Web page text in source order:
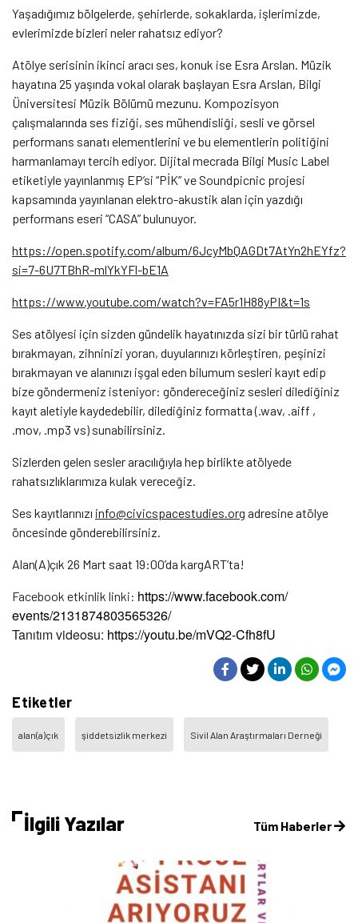
Yaşadığımız bölgelerde, şehirlerde, sokaklarda, işlerimizde,
evlerimizde bizleri neler rahatsız ediyor?
Atölye serisinin ikinci aracı ses, konuk ise Esra Arslan. Müzik
hayatına 25 yaşında vokal olarak başlayan Esra Arslan, Bilgi
Üniversitesi Müzik Bölümü mezunu. Kompozisyon
çalışmalarında ses fiziği, ses mühendisliği, sesli ve görsel
performans sanatı elementlerini ve bu elementlerin politiğini
harmanlamayı tercih ediyor. Dijital mecrada Bilgi Music Label
etiketiyle yayınlanmış EP’si “PİK” ve Soundpicnic projesi
kapsamında yayınlanan elektro-akustik alan için yazdığı
performans eseri “CASA” bulunuyor.
https://open.spotify.com/album/6JcyMbQAGDt7AtYn2hEYfz?
si=7-6U7TBhR-mlYkYFl-bE1A
https://www.youtube.com/watch?v=FA5r1H88yPI&t=1s
Ses atölyesi için sizden gündelik hayatınızda sizi bir türlü rahat
bırakmayan, zihninizi yoran, duyularınızı körleştiren, peşinizi
bırakmayan ve alanınızı işgal eden bilumum sesleri kayıt edip
bize göndermeniz isteniyor: göndereceğiniz sesleri dilediğiniz
kayıt aletiyle kaydedebilir, dilediğiniz formatta (.wav, .aiff ,
.mov, .mp3 vs) sunabilirsiniz.
Sizlerden gelen sesler aracılığıyla hep birlikte atölyede
rahatsızlıklarımıza kulak vereceğiz.
Ses kayıtlarınızı info@civicspacestudies.org adresine atölye
öncesinde gönderebilirsiniz.
Alan(A)çık 26 Mart saat 19:00’da kargART’ta!
Facebook etkinlik linki: https://www.facebook.com/
events/2131874803565326/
Tanıtım videosu: https://youtu.be/mVQ2-Cfh8fU
Etiketler
alan(a)çık şiddetsizlik merkezi Sivil Alan Araştırmaları Derneği
İlgili Yazılar Tüm Haberler